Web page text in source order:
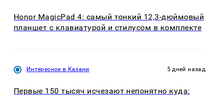
Honor MagicPad 4: самый тонкий 12,3-дюймовый
планшет с клавиатурой и стилусом в комплекте
Интересное в Казани 5 дней назад
Первые 150 тысяч исчезают непонятно куда: